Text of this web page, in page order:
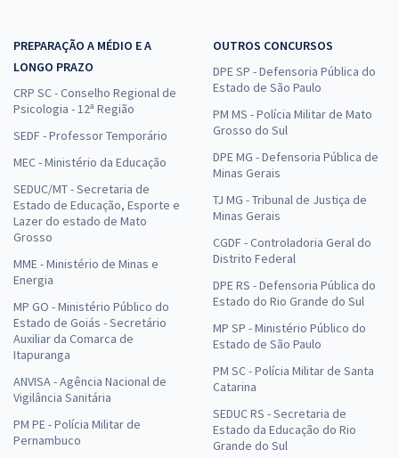
PREPARAÇÃO A MÉDIO E A
LONGO PRAZO
CRP SC - Conselho Regional de
Psicologia - 12ª Região
SEDF - Professor Temporário
MEC - Ministério da Educação
SEDUC/MT - Secretaria de
Estado de Educação, Esporte e
Lazer do estado de Mato
Grosso
MME - Ministério de Minas e
Energia
MP GO - Ministério Público do
Estado de Goiás - Secretário
Auxiliar da Comarca de
Itapuranga
ANVISA - Agência Nacional de
Vigilância Sanitária
PM PE - Polícia Militar de
Pernambuco
OUTROS CONCURSOS
DPE SP - Defensoria Pública do
Estado de São Paulo
PM MS - Polícia Militar de Mato
Grosso do Sul
DPE MG - Defensoria Pública de
Minas Gerais
TJ MG - Tribunal de Justiça de
Minas Gerais
CGDF - Controladoria Geral do
Distrito Federal
DPE RS - Defensoria Pública do
Estado do Rio Grande do Sul
MP SP - Ministério Público do
Estado de São Paulo
PM SC - Polícia Militar de Santa
Catarina
SEDUC RS - Secretaria de
Estado da Educação do Rio
Grande do Sul